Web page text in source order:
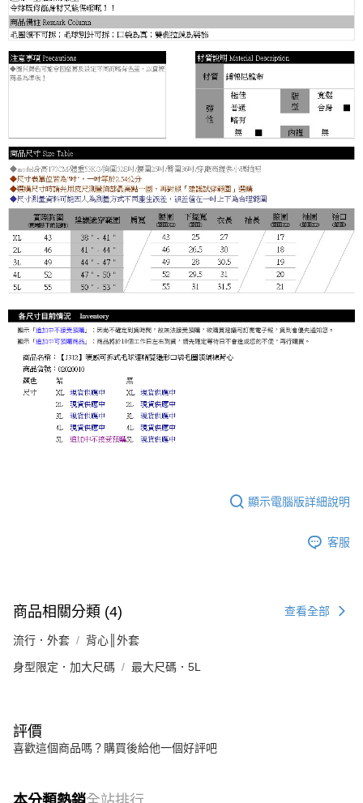
顯示電腦版詳細說明
客服
商品相關分類 (4) 查看全部
流行．外套 背心║外套
身型限定．加大尺碼 最大尺碼．5L
評價
喜歡這個商品嗎？購買後給他一個好評吧